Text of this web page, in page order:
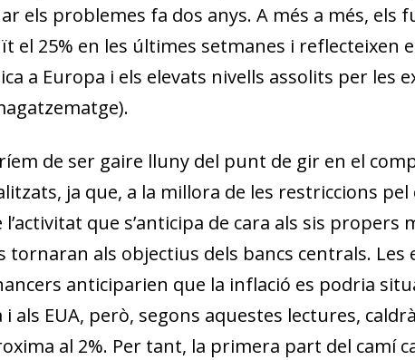
new window)
in a new window)
in a new window)
window)
els problemes fa dos anys. A més a més, els
el 25% en les últimes setmanes i reflecteixen
a Europa i els elevats nivells assolits per les
de ser gaire lluny del punt de gir en el
ja que, a la millora de les restriccions pel
que s’anticipa de cara als sis propers
tornaran als objectius dels bancs centrals. Les
anticiparien que la inflació es podria
als EUA, però, segons aquestes lectures,
al 2%. Per tant, la primera part del camí